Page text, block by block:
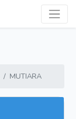
MUTIARA